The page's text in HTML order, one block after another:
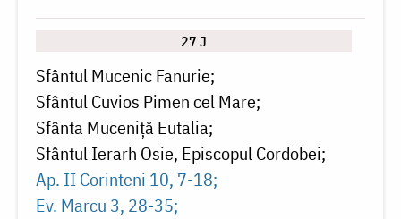
27 J
Sfântul Mucenic Fanurie
Sfântul Cuvios Pimen cel Mare
Sfânta Muceniță Eutalia
Sfântul Ierarh Osie, Episcopul Cordobei
Ap. II Corinteni 10, 7-18
Ev. Marcu 3, 28-35